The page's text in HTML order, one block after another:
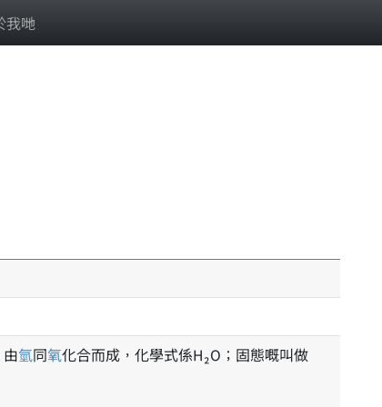
我哋
由氫同氧化合而成，化學式係H₂O；固態嘅叫做